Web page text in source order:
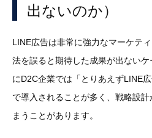
出ないのか）
LINE広告は非常に強力なマーケテ
法を誤ると期待した成果が出ない
にD2C企業では「とりあえずLINE
で導入されることが多く、戦略設
まうことがあります。